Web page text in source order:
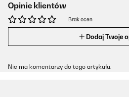
Opinie klientów
Brak ocen
Dodaj Twoje
Nie ma komentarzy do tego artykułu.